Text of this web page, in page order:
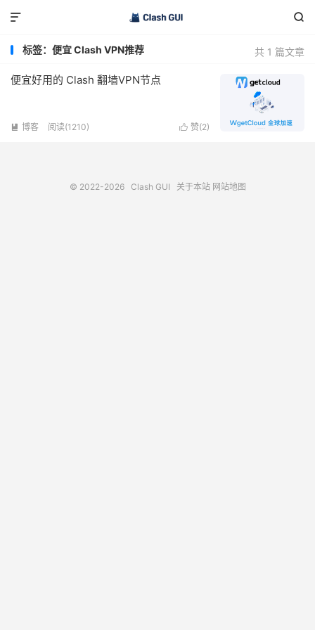


共 1 篇文章
标签：便宜 Clash VPN推荐
便宜好用的 Clash 翻墙VPN节点
 赞(2)
 博客 阅读(1210)
© 2022-2026 Clash GUI 关于本站 网站地图